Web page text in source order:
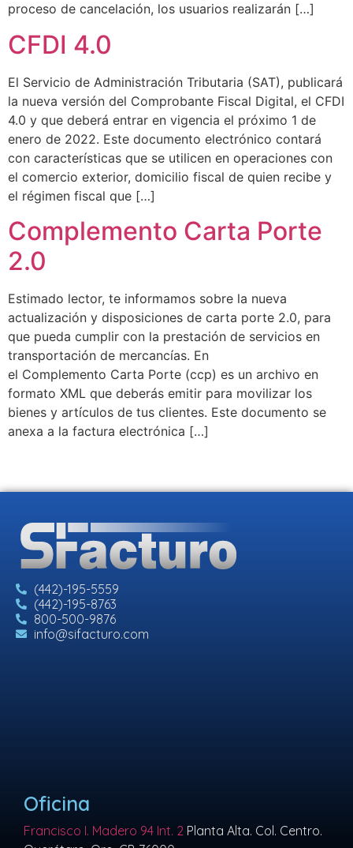
proceso de cancelación, los usuarios realizarán […]
CFDI 4.0
El Servicio de Administración Tributaria (SAT), publicará
la nueva versión del Comprobante Fiscal Digital, el CFDI
4.0 y que deberá entrar en vigencia el próximo 1 de
enero de 2022. Este documento electrónico contará
con características que se utilicen en operaciones con
el comercio exterior, domicilio fiscal de quien recibe y
el régimen fiscal que […]
Complemento Carta Porte
2.0
Estimado lector, te informamos sobre la nueva
actualización y disposiciones de carta porte 2.0, para
que pueda cumplir con la prestación de servicios en
transportación de mercancías. En
el Complemento Carta Porte (ccp) es un archivo en
formato XML que deberás emitir para movilizar los
bienes y artículos de tus clientes. Este documento se
anexa a la factura electrónica […]
(442)-195-5559
(442)-195-8763
800-500-9876
info@sifacturo.com
Oficina
Francisco I. Madero 94 Int. 2 Planta Alta. Col. Centro.